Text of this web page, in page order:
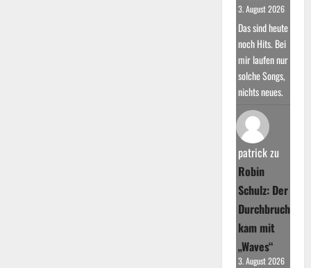
3. August 2026
Das sind heute
noch Hits. Bei
mir laufen nur
solche Songs,
nichts neues.
patrickzu
Robin
Schulz: Der
Durchbruch
kam mit
„Waves“
3. August 2026